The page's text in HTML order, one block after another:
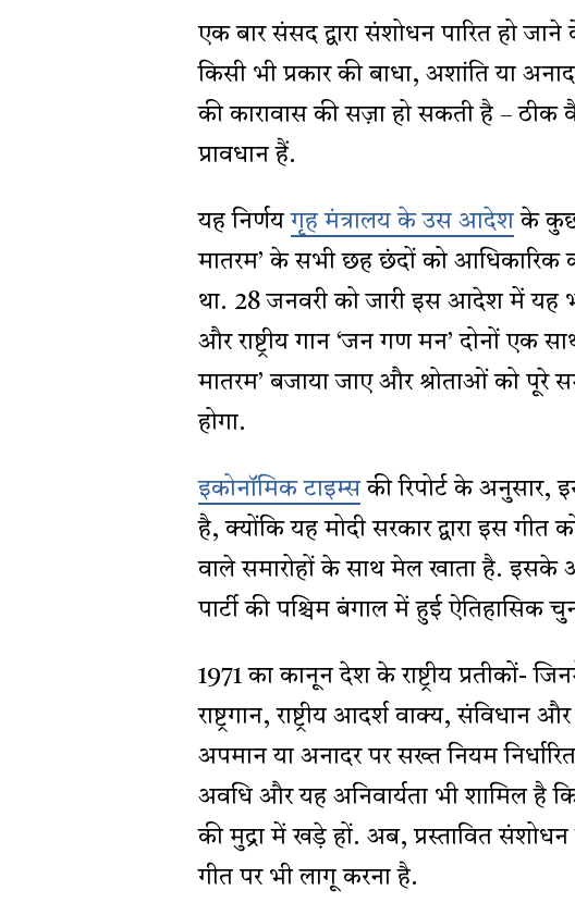
एक बार संसद द्वारा संशोधन पारित हो
किसी भी प्रकार की बाधा, अशांति या
की कारावास की सज़ा हो सकती है – ठीक
प्रावधान हैं.
यह निर्णयगृह मंत्रालय के उस आदेशके कुछ
मातरम’ के सभी छह छंदों को आधिकारिक
था. 28 जनवरी को जारी इस आदेश में यह
और राष्ट्रीय गान ‘जन गण मन’ दोनों एक
मातरम’ बजाया जाए और श्रोताओं को पूरे
होगा.
इकोनॉमिक टाइम्सकी रिपोर्ट के अनुसार,
है, क्योंकि यह मोदी सरकार द्वारा इस
वाले समारोहों के साथ मेल खाता है. इसके
पार्टी की पश्चिम बंगाल में हुई ऐतिहासिक
1971 का कानून देश के राष्ट्रीय प्रतीकों- जिनमें
राष्ट्रगान, राष्ट्रीय आदर्श वाक्य,
अपमान या अनादर पर सख्त नियम
अवधि और यह अनिवार्यता भी शामिल है
की मुद्रा में खड़े हों. अब, प्रस्तावित संशोधन
गीत पर भी लागू करना है.